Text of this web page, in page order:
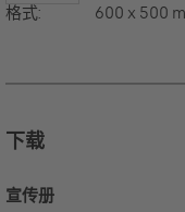
格式: 600 x 500
下载
宣传册